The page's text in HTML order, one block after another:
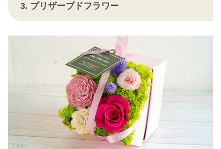
3. プリザーブドフラワー